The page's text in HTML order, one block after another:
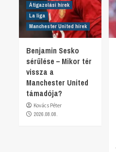
Átigazolási hírek
La liga
Manchester United hírek
Benjamin Sesko
sérülése – Mikor tér
vissza a
Manchester United
támadója?
Kovács Péter
2026.08.08.